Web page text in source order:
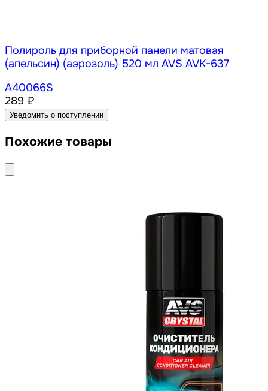
Полироль для приборной панели матовая
(апельсин) (аэрозоль) 520 мл AVS AVK-637
A40066S
289 ₽
Уведомить о поступлении
Похожие товары